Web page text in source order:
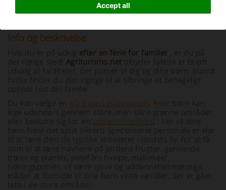
Accept all
Info og beskrivelse
Hvis du er på udkig efter en ferie for familier , er du på
det rigtige sted! Agriturismo.net tilbyder faktisk et bredt
udvalg af faciliteter, der passer til dig og dine børn, blandt
hvilke finder du den rigtige til at tilbringe et behageligt
ophold hos din familie.
Du kan vælge en gård med et legeplads, hvor børn kan
lege udendørs gennem store, men sikre grønne områder,
eller beslutte sig for en uddannelsesgård : her vil dine
børn have det sjovt sikkert! Specialiseret personale er klar
til at lære dem de typiske aktiviteter i landets liv, for at få
dem til at lære navnene på jordens frugter, genkende
træer og planter, plejefårs hvalpe, malkekøer,
ridningsponier, vil være sjove og uddannelsesmæssige
måder at formidle til dine børn visse værdier, der er gået
tabt i de store områder.